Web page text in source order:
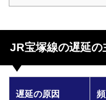
JR宝塚線の遅延の
遅延の原因